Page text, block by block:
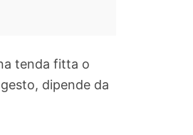
tenda fitta o
dipende da